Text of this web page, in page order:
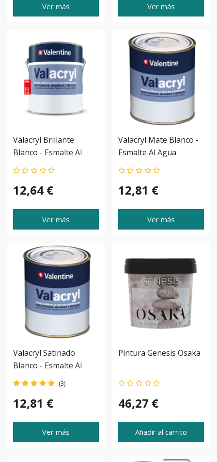
Ver más Ver más
Valacryl Brillante
Blanco - Esmalte Al
Agua
12,64 €
Ver más
Valacryl Mate Blanco -
Esmalte Al Agua
12,81 €
Ver más
Valacryl Satinado
Blanco - Esmalte Al
Agua
(3)
12,81 €
Ver más
Pintura Genesis Osaka
46,27 €
Añadir al carrito